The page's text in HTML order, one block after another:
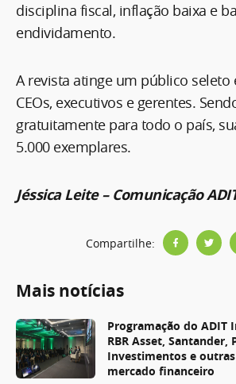
disciplina fiscal, inflação baixa e
endividamento.
A revista atinge um público seleto
CEOs, executivos e gerentes.
gratuitamente para todo o país,
5.000 exemplares.
Jéssica Leite – Comunicação
Compartilhe:
Mais notícias
Programação do ADIT
RBR Asset, Santander,
Investimentos e
mercado financeiro